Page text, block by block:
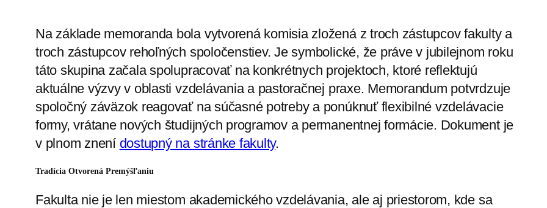
Na základe memoranda bola vytvorená komisia zložená z troch zástupcov fakulty a
troch zástupcov rehoľných spoločenstiev. Je symbolické, že práve v jubilejnom roku
táto skupina začala spolupracovať na konkrétnych projektoch, ktoré reflektujú
aktuálne výzvy v oblasti vzdelávania a pastoračnej praxe. Memorandum potvrdzuje
spoločný záväzok reagovať na súčasné potreby a ponúknuť flexibilné vzdelávacie
formy, vrátane nových študijných programov a permanentnej formácie. Dokument je
v plnom znení dostupný na stránke fakulty.
Tradícia Otvorená Premýšľaniu
Fakulta nie je len miestom akademického vzdelávania, ale aj priestorom, kde sa